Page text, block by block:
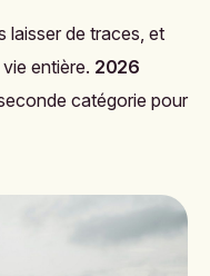
laisser de traces, et
entière. 2026
catégorie pour